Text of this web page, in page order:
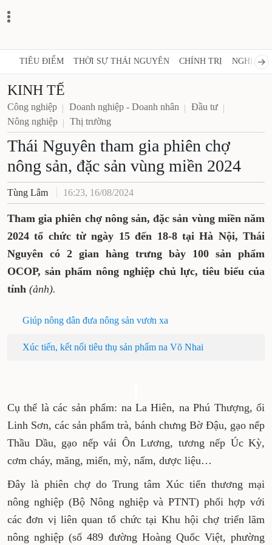
TIÊU ĐIỂM THỜI SỰ THÁI NGUYÊN CHÍNH TRỊ NGHỊ
KINH TẾ
Công nghiệp Doanh nghiệp - Doanh nhân
Đầu tư
Nông nghiệp
Thị trường
Thái Nguyên tham gia phiên
chợ nông sản, đặc sản vùng
miền 2024
Tùng Lâm 16:23, 16/08/2024
Tham gia phiên chợ nông sản, đặc sản vùng
miền năm 2024 tổ chức từ ngày 15 đến 18-8
tại Hà Nội, Thái Nguyên có 2 gian hàng
trưng bày 100 sản phẩm OCOP, sản phẩm
(ảnh).
Cụ thể là các sản phẩm: na La Hiên, na Phú
Thượng, ổi Linh Sơn, các sản phẩm trà, bánh
chưng Bờ Đậu, gạo nếp Thầu Dầu, gạo nếp vải
Ôn Lương, tương nếp Úc Kỳ, cơm cháy, măng,
miến, mỳ, nấm, dược liệu…
Đây là phiên chợ do Trung tâm Xúc tiến thương